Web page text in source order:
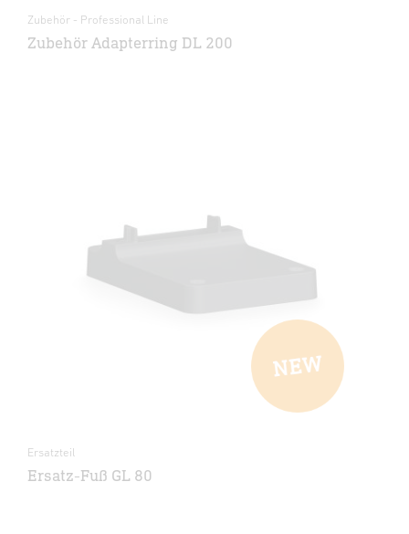
Zubehör - Professional Line
Zubehör Adapterring DL 200
Ersatzteil
Ersatz-Fuß GL 80